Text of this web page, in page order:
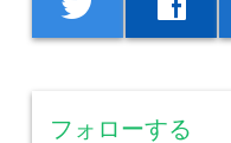
フォローする